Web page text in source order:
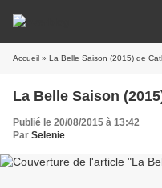
Accueil » La Belle Saison (2015) de
La Belle Saison
Publié le 20/08/2015 à 13:42
Par Selenie